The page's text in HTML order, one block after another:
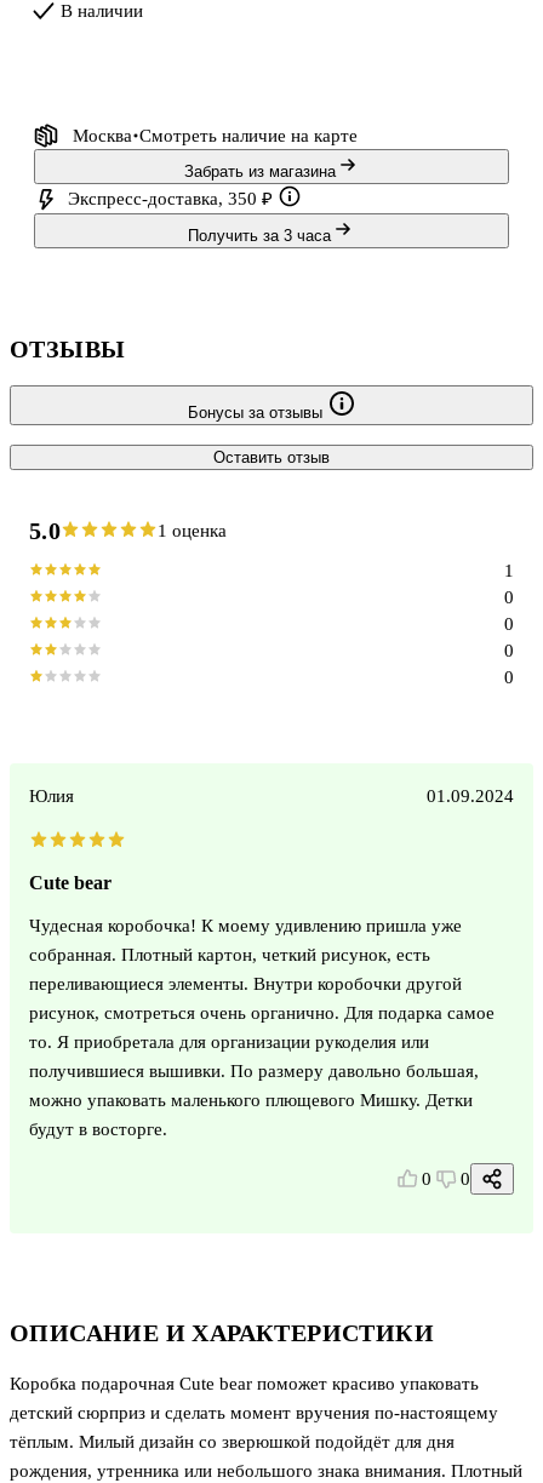
В наличии
Москва Смотреть наличие на карте
Забрать из магазина
Экспресс-доставка, 350 ₽
Получить за 3 часа
ОПИСАНИЕ И ХАРАКТЕРИСТИКИ
Коробка подарочная Cute bear поможет красиво упаковать
детский сюрприз и сделать момент вручения по-настоящему
тёплым. Милый дизайн со зверюшкой подойдёт для дня
рождения, утренника или небольшого знака внимания. Плотный
ОТЗЫВЫ
Бонусы за отзывы
Оставить отзыв
5.0 1 оценка
0
0
0
0
1
Юлия 01.09.2024
Cute bear
Чудесная коробочка! К моему удивлению пришла уже
собранная. Плотный картон, четкий рисунок, есть
переливающиеся элементы. Внутри коробочки другой
рисунок, смотреться очень органично. Для подарка самое
то. Я приобретала для организации рукоделия или
получившиеся вышивки. По размеру давольно большая,
можно упаковать маленького плющевого Мишку. Детки
будут в восторге.
0 0